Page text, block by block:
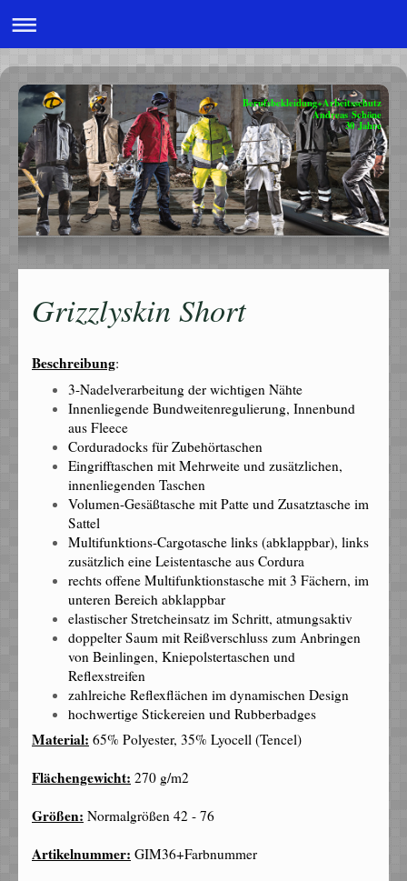
Berufsbekleidung+Arbeitsschutz
Andreas Schöne
30 Jahre
Grizzlyskin Short
Beschreibung:
3-Nadelverarbeitung der wichtigen Nähte
Innenliegende Bundweitenregulierung, Innenbund
aus Fleece
Corduradocks für Zubehörtaschen
Eingrifftaschen mit Mehrweite und zusätzlichen,
innenliegenden Taschen
Volumen-Gesäßtasche mit Patte und Zusatztasche im
Sattel
Multifunktions-Cargotasche links (abklappbar), links
zusätzlich eine Leistentasche aus Cordura
rechts offene Multifunktionstasche mit 3 Fächern, im
unteren Bereich abklappbar
elastischer Stretcheinsatz im Schritt, atmungsaktiv
doppelter Saum mit Reißverschluss zum Anbringen
von Beinlingen, Kniepolstertaschen und
Reflexstreifen
zahlreiche Reflexflächen im dynamischen Design
hochwertige Stickereien und Rubberbadges
Material: 65% Polyester, 35% Lyocell (Tencel)
Flächengewicht: 270 g/m2
Größen: Normalgrößen 42 - 76
Artikelnummer: GIM36+Farbnummer